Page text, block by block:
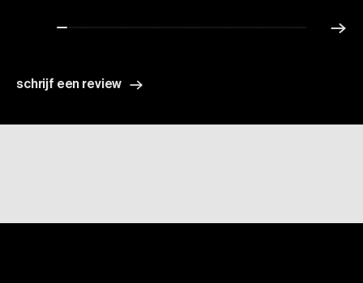
schrijf een review